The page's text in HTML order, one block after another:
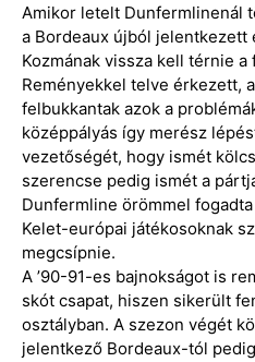
Amikor letelt Dunfermlinenál
a Bordeaux újból jelentkezett
Kozmának vissza kell térnie a
Reményekkel telve érkezett,
felbukkantak azok a
középpályás így merész
vezetőségét, hogy ismét
szerencse pedig ismét a
Dunfermline örömmel
Kelet-európai játékosoknak
megcsípnie.
A ’90-91-es bajnokságot is
skót csapat, hiszen sikerült
osztályban. A szezon végét
jelentkező Bordeaux-tól